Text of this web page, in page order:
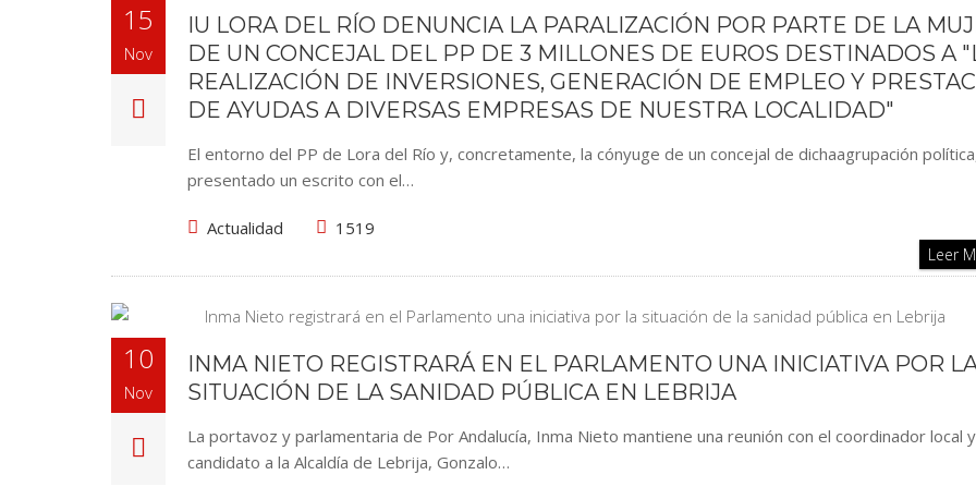
15
Nov
IU LORA DEL RÍO DENUNCIA LA PARALIZACIÓN POR PARTE DE LA
DE UN CONCEJAL DEL PP DE 3 MILLONES DE EUROS DESTINADOS A
REALIZACIÓN DE INVERSIONES, GENERACIÓN DE EMPLEO Y
DE AYUDAS A DIVERSAS EMPRESAS DE NUESTRA LOCALIDAD"
El entorno del PP de Lora del Río y, concretamente, la cónyuge de un concejal de dichaagrupación
presentado un escrito con el…
Actualidad 1519
Leer
10
Nov
INMA NIETO REGISTRARÁ EN EL PARLAMENTO UNA INICIATIVA POR
SITUACIÓN DE LA SANIDAD PÚBLICA EN LEBRIJA
La portavoz y parlamentaria de Por Andalucía, Inma Nieto mantiene una reunión con el coordinador local y
candidato a la Alcaldía de Lebrija, Gonzalo…